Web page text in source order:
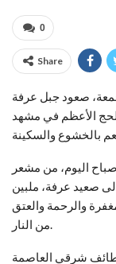
0
Share
صعود جبل عرفة
الحج الأعظم في مشهد
اليوم، من مشعر
صعيد عرفة، ملبين
والرحمة والعتق
من النار.
شرقي العاصمة